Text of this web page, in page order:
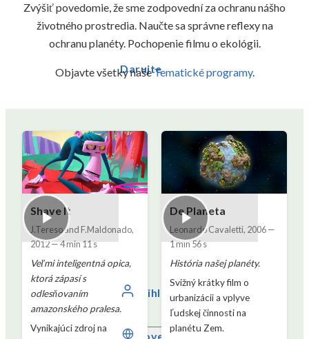
Darujte
Prihláste sa
Slovenčina
Zvýšiť povedomie, že sme zodpovední za ochranu nášho
životného prostredia. Naučte sa správne reflexy na
ochranu planéty. Pochopenie filmu o ekológii.
Objavte všetky našeTematické programy.
Shave It
J.Tereso and F.Maldonado,
2012—4 min 11 s
Veľmi inteligentná opica,
ktorá zápasí s
odlesňovaním
amazonského pralesa.
Vynikajúci zdroj na
De Planeta
Leonardo Cavaletti, 2006—
1 min 56 s
História našej planéty.
Svižný krátky film o
urbanizácii a vplyve
ľudskej činnosti na
planétu Zem.